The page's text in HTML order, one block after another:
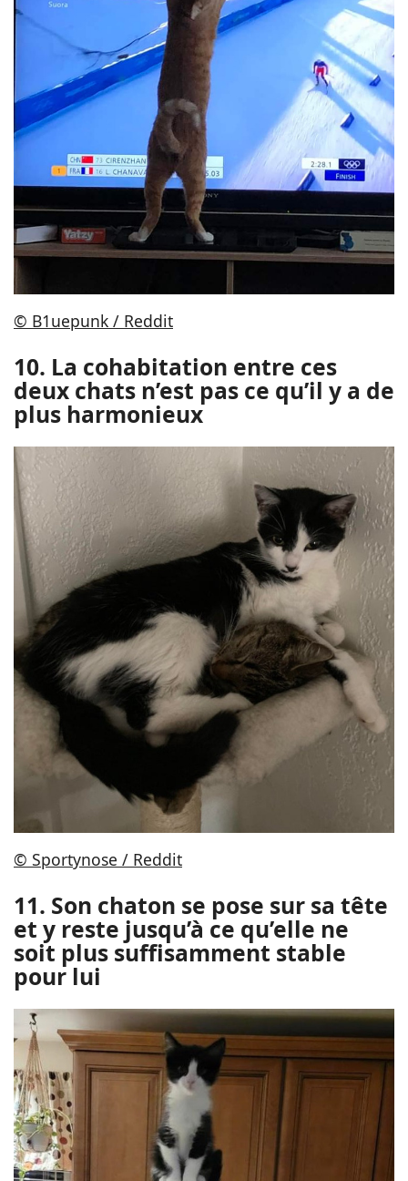
© B1uepunk / Reddit
10. La cohabitation entre ces
deux chats n’est pas ce qu’il y a de
plus harmonieux
© Sportynose / Reddit
11. Son chaton se pose sur sa tête
et y reste jusqu’à ce qu’elle ne
soit plus suffisamment stable
pour lui